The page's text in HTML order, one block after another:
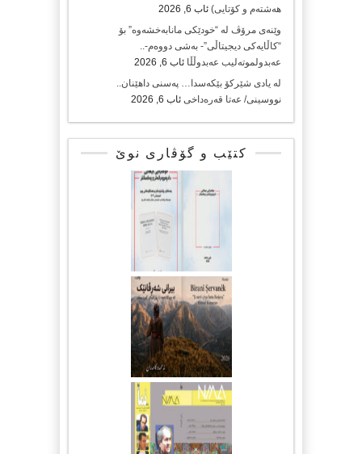
هەشتەم و کۆتایی) ئاب 6, 2026
وێنەی مرۆڤ لە “خودێکی مانابەخشەوە” بۆ
“کاڵایەکی دیجیتاڵی”- بەشی دووەم-..
عەبدولموتەلیب عەبدوڵڵا ئاب 6, 2026
لە یادی شێرکۆ بێکەسدا… پەسنی داهێنان..
نووسینی/ عەتا قەرەداخی ئاب 6, 2026
کتێب و گۆڤاری نوێ